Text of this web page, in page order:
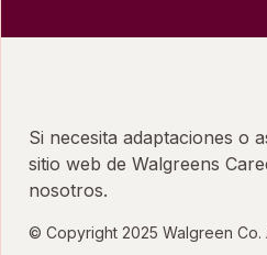
Si necesita adaptaciones o
sitio web de Walgreens
nosotros.
© Copyright 2025 Walgreen Co.